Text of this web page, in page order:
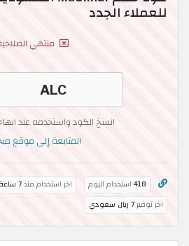
للعملاء الجدد
منتهي
انسخ الكود واستخدمه عند
المتابعة إلى موقع
418 استخدام اليوم اخر استخدام منذ7 ساعة
اخر توفير7 ريال سعودي